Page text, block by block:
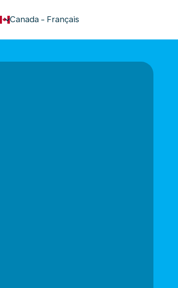
Canada - Français
keyboard_arrow_down